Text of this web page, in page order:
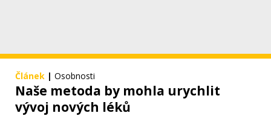
Článek | Osobnosti
Naše metoda by mohla urychlit
vývoj nových léků